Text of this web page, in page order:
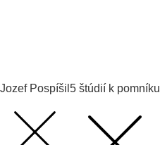
Jozef Pospíšil 5 štúdií k pomníku